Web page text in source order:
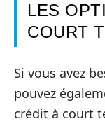
LES
COURT
Si vous avez
pouvez
crédit à court